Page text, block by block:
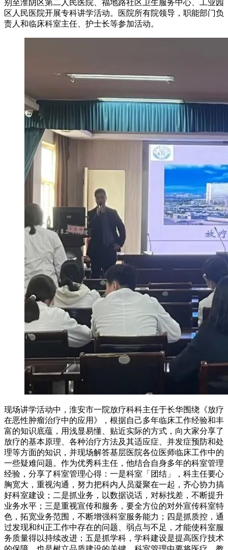
别至淮阴区第二人民医院、福地路社区卫生服务中心、工业园
区人民医院开展专科讲学活动。医院所有院领导，职能部门负
责人和临床科室主任、护士长等参加活动。
现场讲学活动中，淮安市一院放疗科科主任于长华围绕《放疗
在恶性肿瘤治疗中的应用》，根据自己多年临床工作经验和丰
富的知识底蕴，用浅显易懂、贴近实际的方式，向大家分享了
放疗的基本原理、各种治疗方法及其适应症、并发症预防和处
理等方面的知识，并现场解答基层医院各位医师临床工作中的
一些疑难问题。作为优秀科主任，他结合自身多年的科室管理
经验，分享了科室管理心得：一是科室「团结」，科主任要心
胸宽大，重视沟通，努力把科内人员凝聚在一起，齐心协力搞
好科室建设；二是抓业务，以数据说话，对标找差，不断提升
业务水平；三是重视宣传和服务，要全方位的对外宣传科室特
色，拓宽业务范围，不断增强科室服务能力；四是抓质控，通
过发现和纠正工作中存在的问题、弱点与不足，才能使科室服
务质量得以持续改进；五是抓学科，学科建设是提高医疗技术